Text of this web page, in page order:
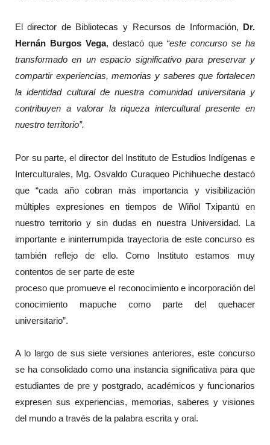
El director de Bibliotecas y Recursos de Información, Dr.
Hernán Burgos Vega, destacó que “este concurso se ha
transformado en un espacio significativo para preservar y
compartir experiencias, memorias y saberes que fortalecen
la identidad cultural de nuestra comunidad universitaria y
contribuyen a valorar la riqueza intercultural presente en
nuestro territorio”.
Por su parte, el director del Instituto de Estudios Indígenas e
Interculturales, Mg. Osvaldo Curaqueo Pichihueche destacó
que “cada año cobran más importancia y visibilización
múltiples expresiones en tiempos de Wiñol Txipantü en
nuestro territorio y sin dudas en nuestra Universidad. La
importante e ininterrumpida trayectoria de este concurso es
también reflejo de ello. Como Instituto estamos muy
contentos de ser parte de este
proceso que promueve el reconocimiento e incorporación del
conocimiento mapuche como parte del quehacer
universitario”.
A lo largo de sus siete versiones anteriores, este concurso
se ha consolidado como una instancia significativa para que
estudiantes de pre y postgrado, académicos y funcionarios
expresen sus experiencias, memorias, saberes y visiones
del mundo a través de la palabra escrita y oral.